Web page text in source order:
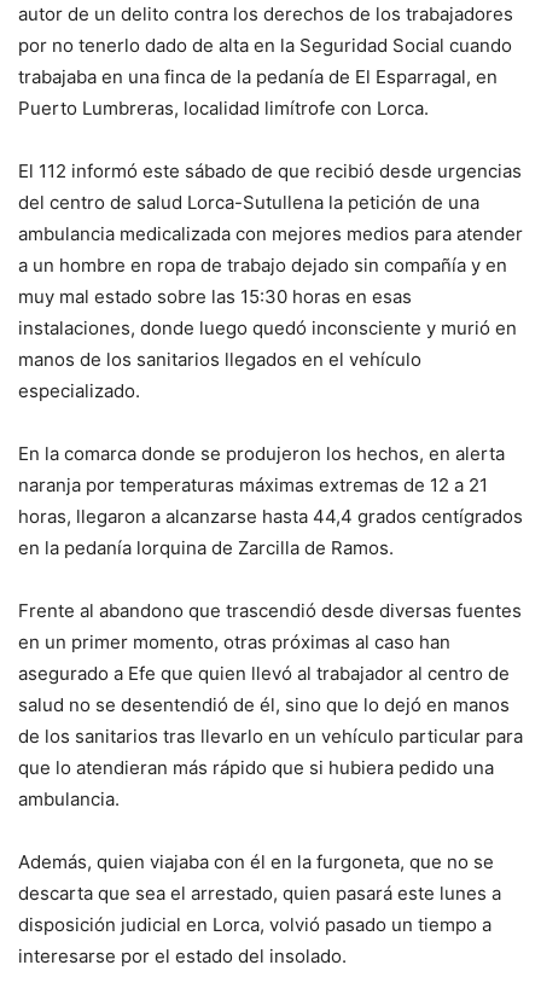
autor de un delito contra los derechos de los trabajadores
por no tenerlo dado de alta en la Seguridad Social cuando
trabajaba en una finca de la pedanía de El Esparragal, en
Puerto Lumbreras, localidad limítrofe con Lorca.
El 112 informó este sábado de que recibió desde urgencias
del centro de salud Lorca-Sutullena la petición de una
ambulancia medicalizada con mejores medios para atender
a un hombre en ropa de trabajo dejado sin compañía y en
muy mal estado sobre las 15:30 horas en esas
instalaciones, donde luego quedó inconsciente y murió en
manos de los sanitarios llegados en el vehículo
especializado.
En la comarca donde se produjeron los hechos, en alerta
naranja por temperaturas máximas extremas de 12 a 21
horas, llegaron a alcanzarse hasta 44,4 grados centígrados
en la pedanía lorquina de Zarcilla de Ramos.
Frente al abandono que trascendió desde diversas fuentes
en un primer momento, otras próximas al caso han
asegurado a Efe que quien llevó al trabajador al centro de
salud no se desentendió de él, sino que lo dejó en manos
de los sanitarios tras llevarlo en un vehículo particular para
que lo atendieran más rápido que si hubiera pedido una
ambulancia.
Además, quien viajaba con él en la furgoneta, que no se
descarta que sea el arrestado, quien pasará este lunes a
disposición judicial en Lorca, volvió pasado un tiempo a
interesarse por el estado del insolado.